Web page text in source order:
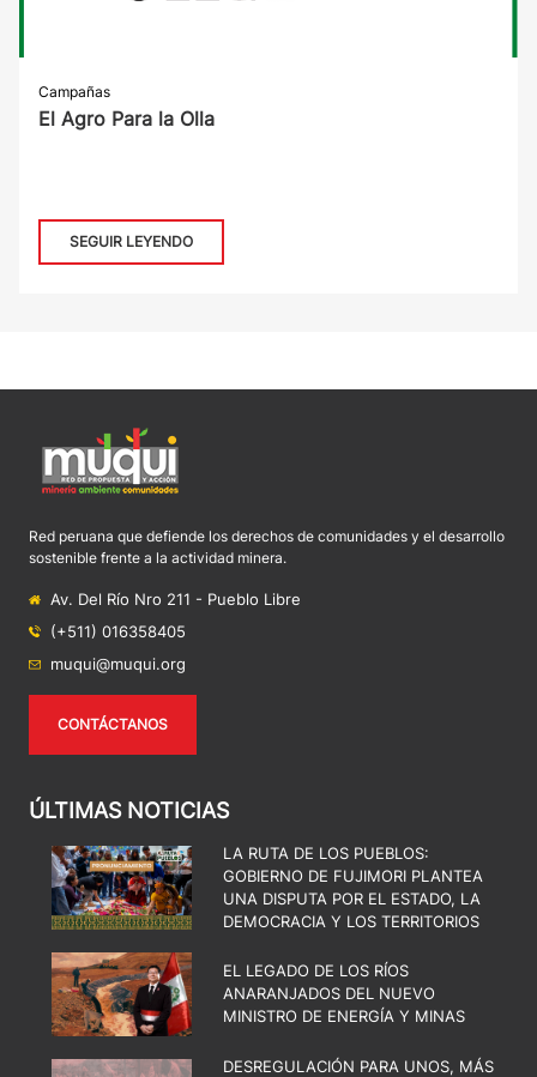
Campañas
El Agro Para la Olla
SEGUIR LEYENDO
Red peruana que defiende los derechos de comunidades y el desarrollo
sostenible frente a la actividad minera.
Av. Del Río Nro 211 - Pueblo Libre
(+511) 016358405
muqui@muqui.org
CONTÁCTANOS
ÚLTIMAS NOTICIAS
LA RUTA DE LOS PUEBLOS:
GOBIERNO DE FUJIMORI PLANTEA
UNA DISPUTA POR EL ESTADO, LA
DEMOCRACIA Y LOS TERRITORIOS
EL LEGADO DE LOS RÍOS
ANARANJADOS DEL NUEVO
MINISTRO DE ENERGÍA Y MINAS
DESREGULACIÓN PARA UNOS, MÁS